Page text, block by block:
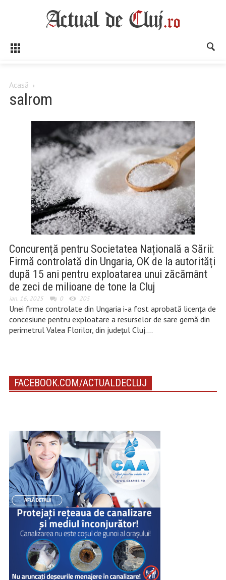
Acasă
salrom
Concurență pentru Societatea Națională a Sării:
Firmă controlată din Ungaria, OK de la autorități
după 15 ani pentru exploatarea unui zăcământ
de zeci de milioane de tone la Cluj
ian. 16, 2025 0 205
Unei firme controlate din Ungaria i-a fost aprobată licența de
concesiune pentru exploatare a resurselor de sare gemă din
perimetrul Valea Florilor, din județul Cluj….
FACEBOOK.COM/ACTUALDECLUJ